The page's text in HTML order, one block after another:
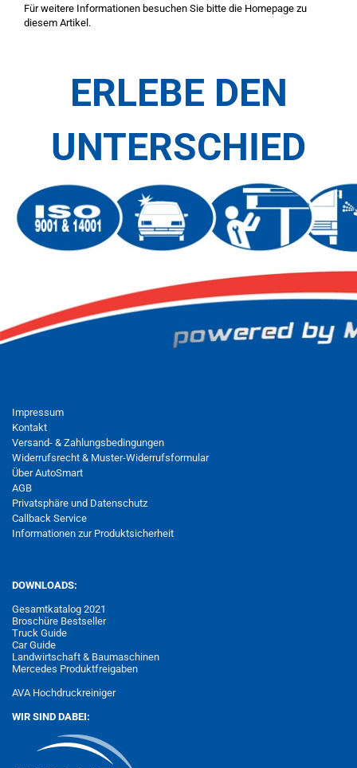
Für weitere Informationen besuchen Sie bitte die Homepage zu
diesem Artikel.
ERLEBE DEN
UNTERSCHIED
Impressum
Kontakt
Versand- & Zahlungsbedingungen
Widerrufsrecht & Muster-Widerrufsformular
Über AutoSmart
AGB
Privatsphäre und Datenschutz
Callback Service
Informationen zur Produktsicherheit
DOWNLOADS:
Gesamtkatalog 2021
Broschüre Bestseller
Truck Guide
Car Guide
Landwirtschaft & Baumaschinen
Mercedes Produktfreigaben
AVA Hochdruckreiniger
WIR SIND DABEI: